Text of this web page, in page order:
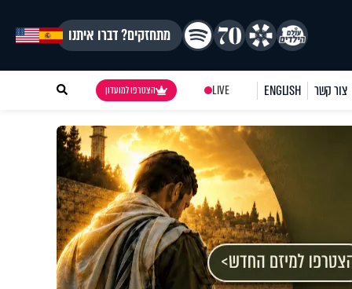
מתחזקים? דברו איתנו
צור קשר ENGLISH
LIVE הצטרפו למועדון